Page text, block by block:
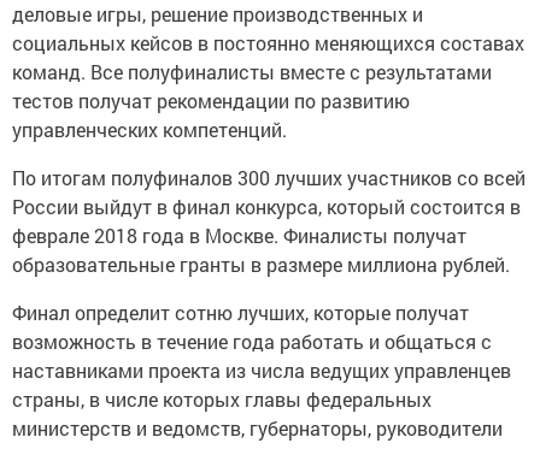
деловые игры, решение производственных и
социальных кейсов в постоянно меняющихся составах
команд. Все полуфиналисты вместе с результатами
тестов получат рекомендации по развитию
управленческих компетенций.
По итогам полуфиналов 300 лучших участников со всей
России выйдут в финал конкурса, который состоится в
феврале 2018 года в Москве. Финалисты получат
образовательные гранты в размере миллиона рублей.
Финал определит сотню лучших, которые получат
возможность в течение года работать и общаться с
наставниками проекта из числа ведущих управленцев
страны, в числе которых главы федеральных
министерств и ведомств, губернаторы, руководители